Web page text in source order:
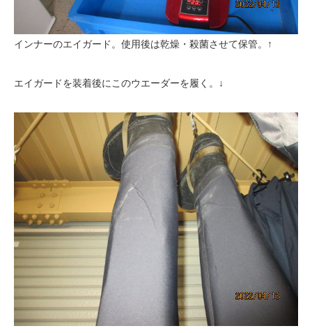
インナーのエイガード。使用後は乾燥・殺菌させて保管。↑
エイガードを装着後にこのウエーダーを履く。↓